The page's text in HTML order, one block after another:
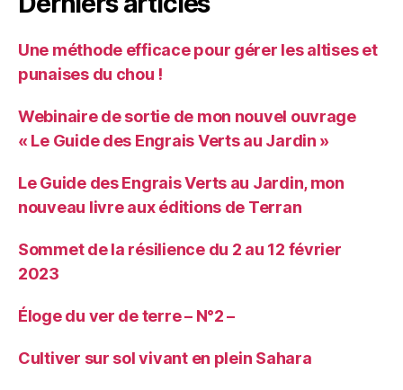
Une méthode efficace pour gérer les altises et
punaises du chou !
Webinaire de sortie de mon nouvel ouvrage
« Le Guide des Engrais Verts au Jardin »
Le Guide des Engrais Verts au Jardin, mon
nouveau livre aux éditions de Terran
Sommet de la résilience du 2 au 12 février
2023
Éloge du ver de terre – N°2 –
Cultiver sur sol vivant en plein Sahara